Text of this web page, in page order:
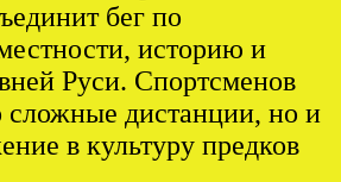
бег по
историю и
Руси. Спортсменов
сложные дистанции, но и
в культуру предков